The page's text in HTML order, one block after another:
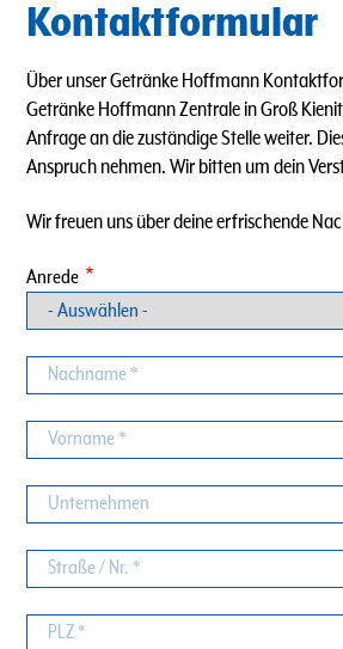
Kontaktformular
Über unser Getränke Hoffmann
Getränke Hoffmann Zentrale in Groß
Anfrage an die zuständige Stelle weiter.
Anspruch nehmen. Wir bitten um dein
Wir freuen uns über deine erfrischende
Anrede
Nachname
Vorname
Unternehmen
Straße
/
Nr.
PLZ